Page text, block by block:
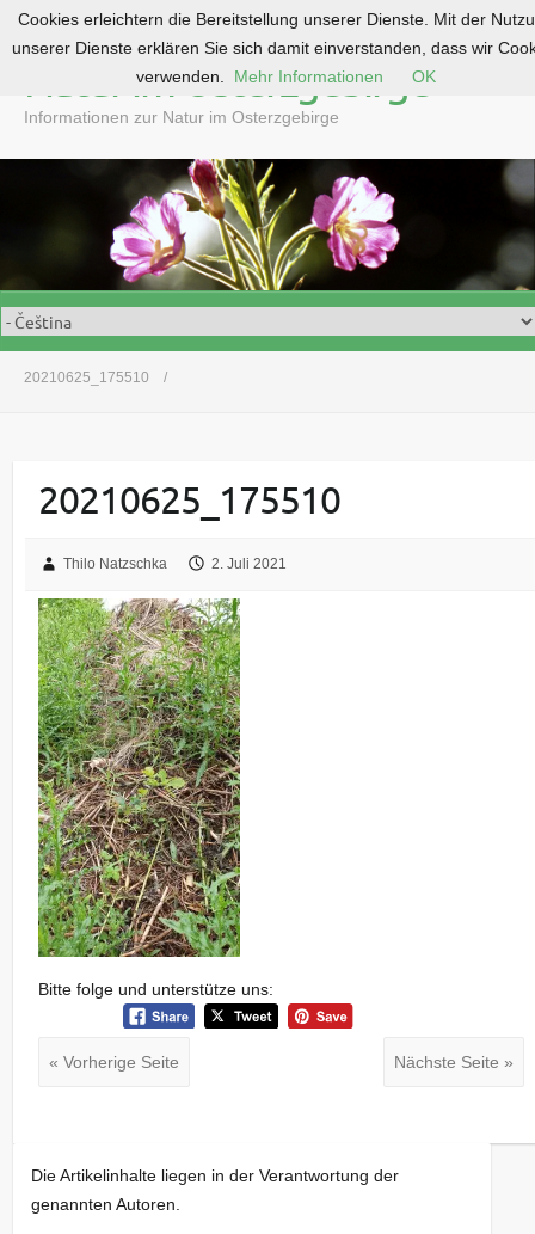
o
e
n
Natur im Osterzgebirge
Informationen zur Natur im Osterzgebirge
20210625_175510
20210625_175510
Thilo Natzschka 2. Juli 2021
Bitte folge und unterstütze uns:
« Vorherige Seite Nächste Seite »
Die Artikelinhalte liegen in der Verantwortung der
genannten Autoren.
Cookies erleichtern die Bereitstellung unserer Dienste. Mit der
unserer Dienste erklären Sie sich damit einverstanden, dass wir
verwenden.
Mehr Informationen OK